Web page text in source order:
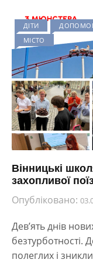
ДІТИ
МІСТО
Вінницькі
захопливої
Опубліковано:
Дев’ять днів
безтурботності.
полеглих і